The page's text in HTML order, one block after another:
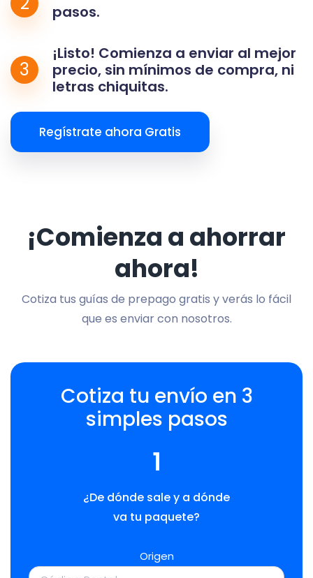
pasos.
3
¡Listo! Comienza a enviar al mejor
precio, sin mínimos de compra, ni
letras chiquitas.
Regístrate ahora Gratis
¡Comienza a ahorrar
ahora!
Cotiza tus guías de prepago gratis y verás lo fácil
que es enviar con nosotros.
Cotiza tu envío en 3
simples pasos
1
¿De dónde sale y a dónde
va tu paquete?
Origen